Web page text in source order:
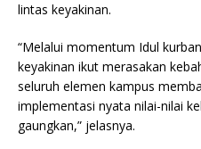
lintas keyakinan.
“Melalui momentum Idul
keyakinan ikut merasakan
seluruh elemen kampus
implementasi nyata nilai-nilai
gaungkan,” jelasnya.